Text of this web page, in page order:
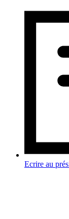
Ecrire au